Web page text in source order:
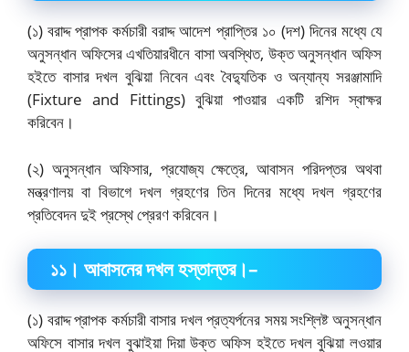
(১) বরাদ্দ প্রাপক কর্মচারী বরাদ্দ আদেশ প্রাপ্তির ১০ (দশ) দিনের মধ্যে যে
অনুসন্ধান অফিসের এখতিয়ারধীনে বাসা অবস্থিত, উক্ত অনুসন্ধান অফিস
হইতে বাসার দখল বুঝিয়া নিবেন এবং বৈদ্যুতিক ও অন্যান্য সরঞ্জামাদি
(Fixture and Fittings) বুঝিয়া পাওয়ার একটি রশিদ স্বাক্ষর
করিবেন।
(২) অনুসন্ধান অফিসার, প্রযোজ্য ক্ষেত্রে, আবাসন পরিদপ্তর অথবা
মন্ত্রণালয় বা বিভাগে দখল গ্রহণের তিন দিনের মধ্যে দখল গ্রহণের
প্রতিবেদন দুই প্রস্থে প্রেরণ করিবেন।
১১ । আবাসনের দখল হস্তান্তর।–
(১) বরাদ্দ প্রাপক কর্মচারী বাসার দখল প্রত্যর্পনের সময় সংশ্লিষ্ট অনুসন্ধান
অফিসে বাসার দখল বুঝাইয়া দিয়া উক্ত অফিস হইতে দখল বুঝিয়া লওয়ার